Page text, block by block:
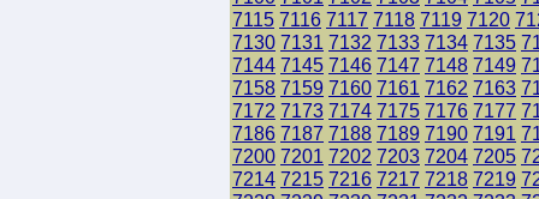
7115 7116 7117 7118 7119 7120
7130 7131 7132 7133 7134 7135
7144 7145 7146 7147 7148 7149
7158 7159 7160 7161 7162 7163
7172 7173 7174 7175 7176 7177
7186 7187 7188 7189 7190 7191
7200 7201 7202 7203 7204 7205
7214 7215 7216 7217 7218 7219